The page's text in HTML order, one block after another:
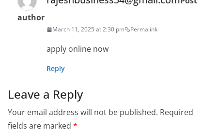
author
March 11, 2025 at 2:30 pm Permalink
apply online now
Reply
Leave a Reply
Your email address will not be published. Required
fields are marked *